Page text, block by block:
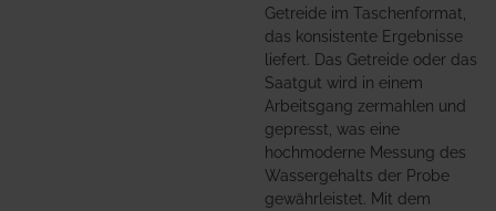
Getreide im Taschenformat,
das konsistente Ergebnisse
liefert. Das Getreide oder das
Saatgut wird in einem
Arbeitsgang zermahlen und
gepresst, was eine
hochmoderne Messung des
Wassergehalts der Probe
gewährleistet. Mit dem